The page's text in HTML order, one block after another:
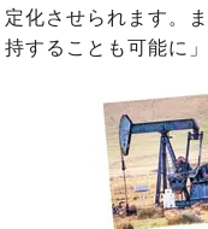
定化させられます。
持することも可能に